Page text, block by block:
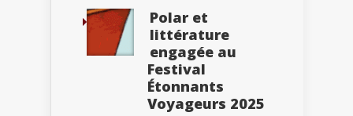
Polar et
littérature
engagée au
Festival
Étonnants
Voyageurs 2025